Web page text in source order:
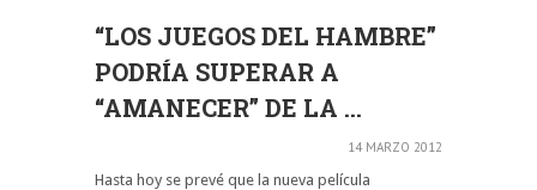
“LOS JUEGOS DEL HAMBRE”
PODRÍA SUPERAR A
“AMANECER” DE LA ...
14 MARZO 2012
Hasta hoy se prevé que la nueva película